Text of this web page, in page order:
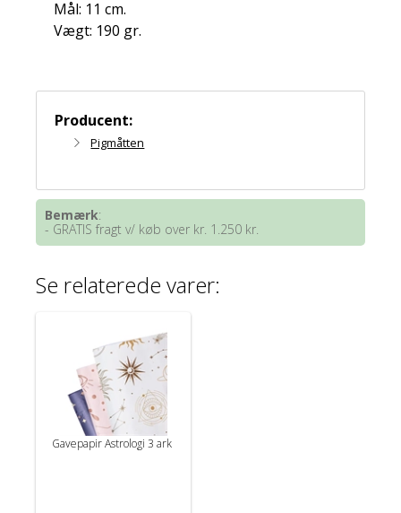
Mål: 11 cm.
Vægt: 190 gr.
Producent:
Pigmåtten
Bemærk:
- GRATIS fragt v/ køb over kr. 1.250 kr.
Se relaterede varer:
Gavepapir Astrologi 3 ark